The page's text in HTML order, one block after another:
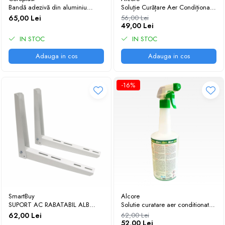
Trape Acces
Valve
Bandă adezivă din aluminiu
Ranforsata până la 90 °C, întărită,
50mm, 50 m
65,00 Lei
IN STOC
Adauga in cos
Soluție Curățare Aer Condiționat
ALcore 500 ml – Spray
Igienizare A/C Auto și Casnic
56,00 Lei
49,00 Lei
IN STOC
Adauga in cos
SmartBuy
SUPORT AC RABATABIL ALB
55X45 pentru 18-24000 Btu
62,00 Lei
-16%
Alcore
Solutie curatare aer conditionat
AlCore (pompă, 1 l)
62,00 Lei
52,00 Lei